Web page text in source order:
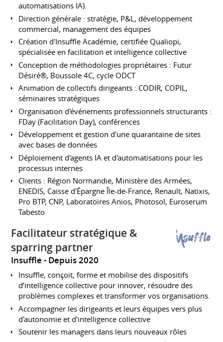
automatisations IA).
Direction générale : stratégie, P&L, développement
commercial, management des équipes
Création d'Insuffle Académie, certifiée Qualiopi,
spécialisée en facilitation et intelligence collective
Conception de méthodologies propriétaires : Futur
Désiré®, Boussole 4C, cycle ODCT
Animation de collectifs dirigeants : CODIR, COPIL,
séminaires stratégiques
Organisation d'événements professionnels structurants :
FDay (Facilitation Day), conférences
Développement et gestion d'une quarantaine de sites
avec bases de données
Déploiement d'agents IA et d'automatisations pour les
processus internes
Clients : Région Normandie, Ministère des Armées,
ENEDIS, Caisse d'Épargne Île-de-France, Renault, Natixis,
Pro BTP, CNP, Laboratoires Anios, Photosol, Euroserum
Tabesto
Facilitateur stratégique &
sparring partner
Insuffle Depuis 2020
Insuffle, conçoit, forme et mobilise des dispositifs
d’intelligence collective pour innover, résoudre des
problèmes complexes et transformer vos organisations.
Accompagner les dirigeants et leurs équipes vers plus
d'autonomie et d'intelligence collective
Soutenir les managers dans leurs nouveaux rôles